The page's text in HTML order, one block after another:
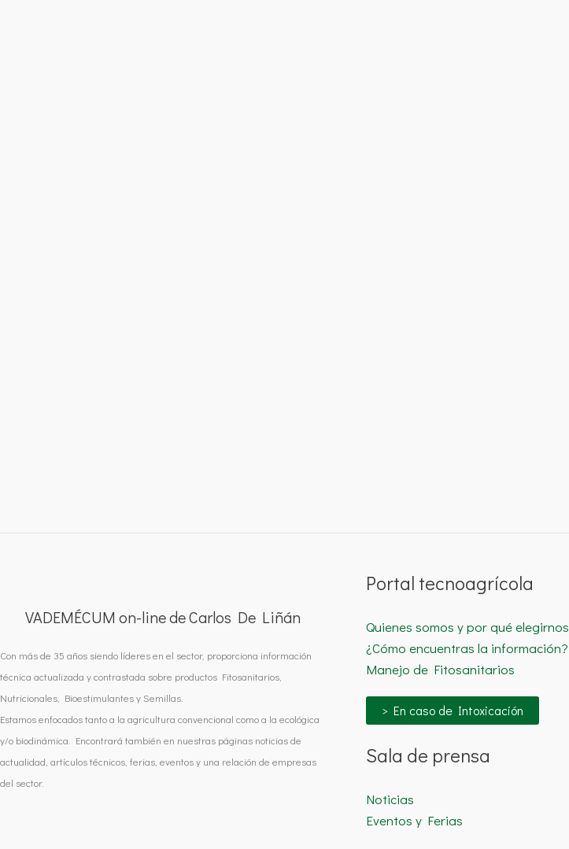
VADEMÉCUM on-line de Carlos De Liñán
Con más de 35 años siendo líderes en el sector, proporciona información
técnica actualizada y contrastada sobre productos Fitosanitarios,
Nutricionales, Bioestimulantes y Semillas.
Estamos enfocados tanto a la agricultura convencional como a la ecológica
y/o biodinámica. Encontrará también en nuestras páginas noticias de
actualidad, artículos técnicos, ferias, eventos y una relación de empresas
del sector.
Portal tecnoagrícola
Quienes somos y por qué elegirnos
¿Cómo encuentras la información?
Manejo de Fitosanitarios
> En caso de Intoxicación
Sala de prensa
Noticias
Eventos y Ferias